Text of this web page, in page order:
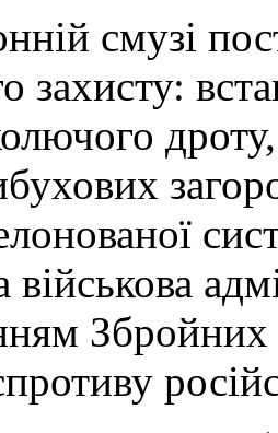
смузі
захисту:
військова
Збройних